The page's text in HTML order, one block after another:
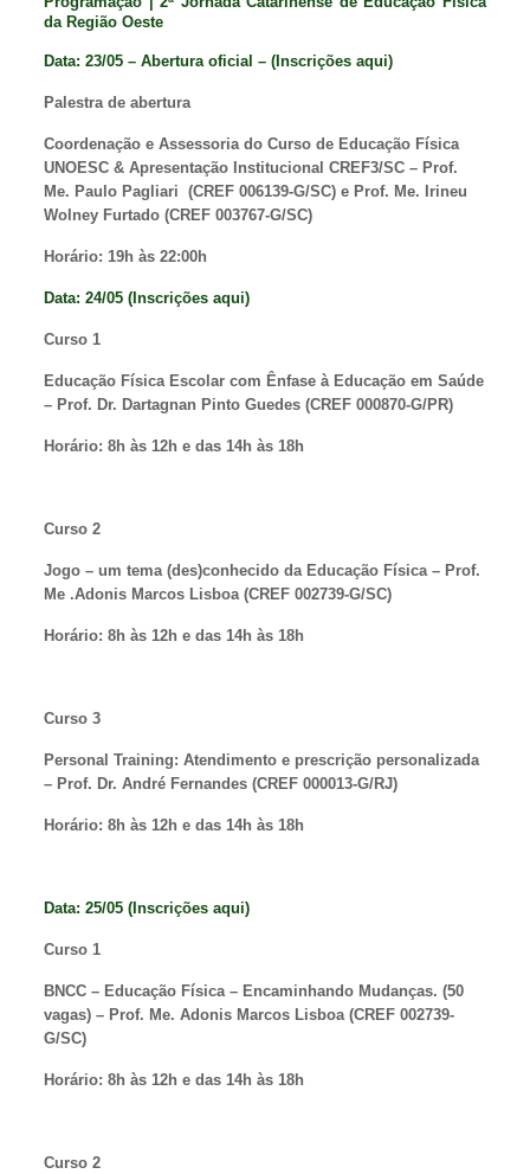
da Região Oeste
Data: 23/05 – Abertura oficial – ( Inscrições aqui)
Palestra de abertura
Coordenação e Assessoria do Curso de Educação Física
UNOESC & Apresentação Institucional CREF3/SC – Prof.
Me. Paulo Pagliari (CREF 006139-G/SC) e Prof. Me. Irineu
Wolney Furtado (CREF 003767-G/SC)
Horário: 19h às 22:00h
Data: 24/05 ( Inscrições aqui)
Curso 1
Educação Física Escolar com Ênfase à Educação em Saúde
– Prof. Dr. Dartagnan Pinto Guedes (CREF 000870-G/PR)
Horário: 8h às 12h e das 14h às 18h
Curso 2
Jogo – um tema (des)conhecido da Educação Física – Prof.
Me .Adonis Marcos Lisboa (CREF 002739-G/SC)
Horário: 8h às 12h e das 14h às 18h
Curso 3
Personal Training: Atendimento e prescrição personalizada
– Prof. Dr. André Fernandes (CREF 000013-G/RJ)
Horário: 8h às 12h e das 14h às 18h
Data: 25/05 ( Inscrições aqui)
Curso 1
BNCC – Educação Física – Encaminhando Mudanças. (50
vagas) – Prof. Me. Adonis Marcos Lisboa (CREF 002739-
G/SC)
Horário: 8h às 12h e das 14h às 18h
Curso 2